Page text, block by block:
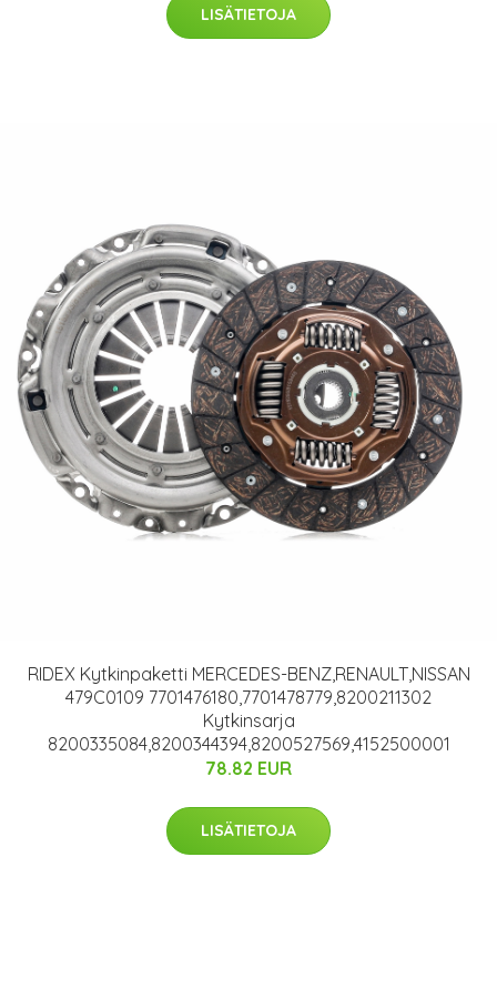
LISÄTIETOJA
RIDEX Kytkinpaketti MERCEDES-BENZ,RENAULT,NISSAN
479C0109 7701476180,7701478779,8200211302
Kytkinsarja
8200335084,8200344394,8200527569,4152500001
78.82 EUR
LISÄTIETOJA